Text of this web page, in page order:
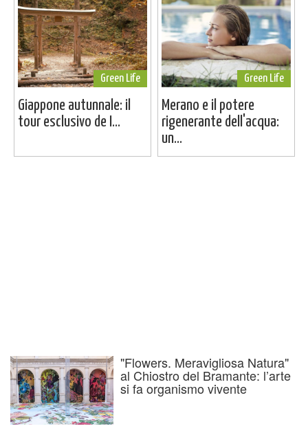
Green Life
Giappone autunnale: il
tour esclusivo de I...
Green Life
Merano e il potere
rigenerante dell'acqua:
un...
"Flowers. Meravigliosa Natura"
al Chiostro del Bramante: l’arte
si fa organismo vivente